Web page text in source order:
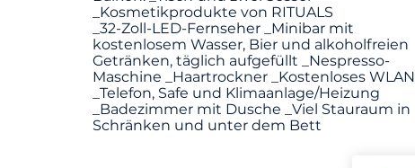
_Kosmetikprodukte von RITUALS
_32-Zoll-LED-Fernseher _Minibar mit
kostenlosem Wasser, Bier und alkoholfreien
Getränken, täglich aufgefüllt _Nespresso-
Maschine _Haartrockner _Kostenloses WLAN
_Telefon, Safe und Klimaanlage/Heizung
_Badezimmer mit Dusche _Viel Stauraum in
Schränken und unter dem Bett